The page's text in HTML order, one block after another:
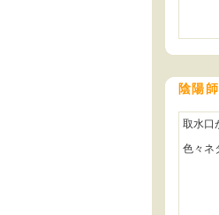
陰陽
取水口
色々ネ